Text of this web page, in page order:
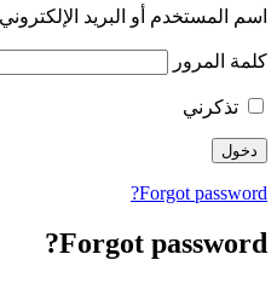
اسم المستخدم أو البريد الإلكتروني
كلمة المرور
تذكرني
Forgot password?
Forgot password?